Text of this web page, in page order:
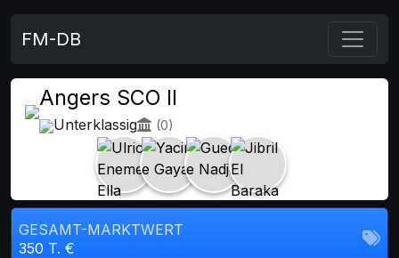
FM-DB
Angers SCO II
Unterklassig (0)
GESAMT-MARKTWERT
350 T. €